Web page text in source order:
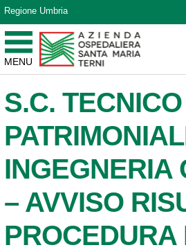
Vai ai contenuti
Vai al menu di navigazione
Vai al footer
Regione Umbria
MENU
Azienda Ospedaliera Santa Maria di
Sito Istituzionale
S.C. TECNICO
INGEGNERIA
– AVVISO
PROCEDURA